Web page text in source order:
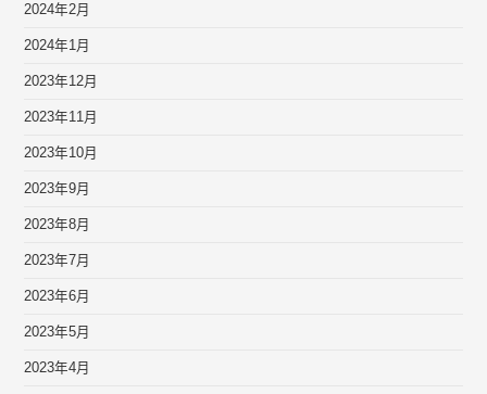
2024年2月
2024年1月
2023年12月
2023年11月
2023年10月
2023年9月
2023年8月
2023年7月
2023年6月
2023年5月
2023年4月